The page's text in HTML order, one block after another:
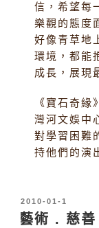
信，希望每
樂觀的態度
好像青草地
環境，都能
成長，展現
《寶石奇
灣河文娛中
對學習困難
持他們的演
發
表
於
2010-01-1
藝術 . 慈